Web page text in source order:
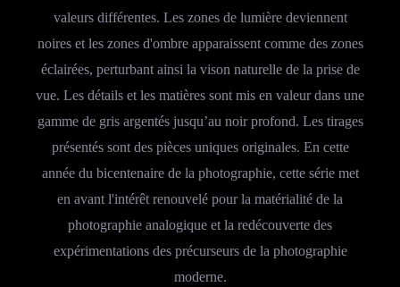
valeurs différentes. Les zones de lumière deviennent
noires et les zones d'ombre apparaissent comme des zones
éclairées, perturbant ainsi la vison naturelle de la prise de
vue. Les détails et les matières sont mis en valeur dans une
gamme de gris argentés jusqu’au noir profond. Les tirages
présentés sont des pièces uniques originales. En cette
année du bicentenaire de la photographie, cette série met
en avant l'intérêt renouvelé pour la matérialité de la
photographie analogique et la redécouverte des
expérimentations des précurseurs de la photographie
moderne.